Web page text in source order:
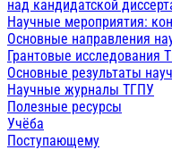
над кандидатской
Научные мероприятия:
Основные направления
Грантовые исследования
Основные результаты
Научные журналы ТГПУ
Полезные ресурсы
Учёба
Поступающему